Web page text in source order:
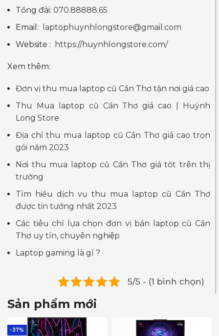
Tổng đài: 070.88888.65
Email:
laptophuynhlongstore@gmail.com
Website :
https://huynhlongstore.com/
Xem thêm:
Đơn vị thu mua laptop cũ Cần Thơ tận nơi giá cao
Thu Mua laptop cũ Cần Thơ giá cao | Huỳnh
Long Store
Địa chỉ thu mua laptop cũ Cần Thơ giá cao trọn
gói năm 2023
Nơi thu mua laptop cũ Cần Thơ giá tốt trên thị
trường
Tìm hiểu dịch vụ thu mua laptop cũ Cần Thơ
được tin tưởng nhất 2023
Các tiêu chí lựa chọn đơn vị bán laptop cũ Cần
Thơ uy tín, chuyên nghiệp
Laptop gaming là gì ?
5/5 - (1 bình chọn)
Sản phẩm mới
-37%